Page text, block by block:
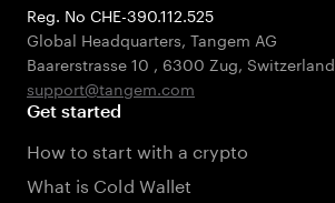
Reg. No CHE-390.112.525
Global Headquarters, Tangem AG
Baarerstrasse 10 , 6300 Zug, Switzerland
support@tangem.com
Get started
How to start with a crypto
What is Cold Wallet